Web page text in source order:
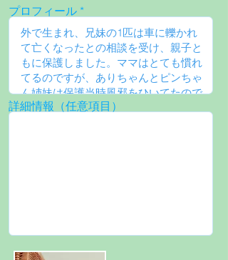
プロフィール
詳細情報（任意項目）